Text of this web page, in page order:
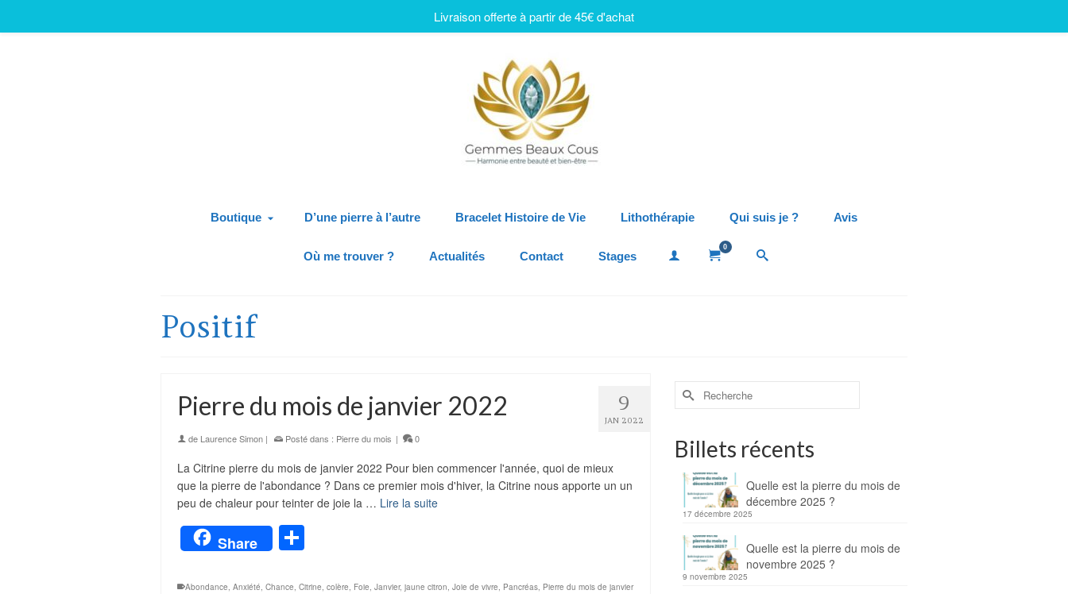
Boutique D’une pierre à l’autre Bracelet Histoire de Vie Lithothérapie Qui suis je ? Avis
Où me trouver ? Actualités Contact Stages
0
Positif
9
JAN 2022
Pierre du mois de janvier 2022
de Laurence Simon | Posté dans : Pierre du mois | 0
La Citrine pierre du mois de janvier 2022 Pour bien commencer l'année, quoi de mieux
que la pierre de l'abondance ? Dans ce premier mois d'hiver, la Citrine nous apporte un un
peu de chaleur pour teinter de joie la … Lire la suite
Share
Abondance, Anxiété, Chance, Citrine, colère, Foie, Janvier, jaune citron, Joie de vivre, Pancréas, Pierre du mois de janvier
Billets récents
Quelle est la pierre du mois de
décembre 2025 ?
17 décembre 2025
Quelle est la pierre du mois de
novembre 2025 ?
9 novembre 2025
Livraison offerte à partir de 45€ d'achat